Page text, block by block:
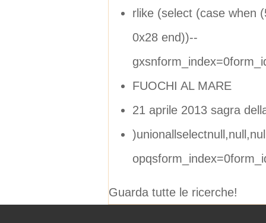
rlike (select (case when
0x28 end))--
FUOCHI AL MARE
21 aprile 2013 sagra
Guarda tutte le ricerche!